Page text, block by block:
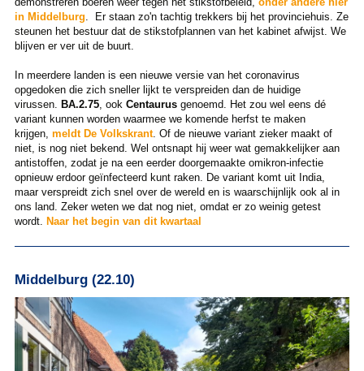
in Middelburg. Er staan zo'n tachtig trekkers bij het provinciehuis. Ze
steunen het bestuur dat de stikstofplannen van het kabinet afwijst. We
blijven er ver uit de buurt.
In meerdere landen is een nieuwe versie van het coronavirus
opgedoken die zich sneller lijkt te verspreiden dan de huidige
virussen. BA.2.75, ook Centaurusgenoemd. Het zou wel eens dé
variant kunnen worden waarmee we komende herfst te maken
krijgen, meldt De Volkskrant. Of de nieuwe variant zieker maakt of
niet, is nog niet bekend. Wel ontsnapt hij weer wat gemakkelijker aan
antistoffen, zodat je na een eerder doorgemaakte omikron-infectie
opnieuw erdoor geïnfecteerd kunt raken. De variant komt uit India,
maar verspreidt zich snel over de wereld en is waarschijnlijk ook al in
ons land. Zeker weten we dat nog niet, omdat er zo weinig getest
wordt. Naar het begin van dit kwartaal
Middelburg (22.10)